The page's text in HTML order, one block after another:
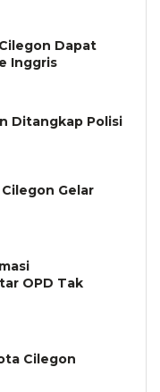
Dapat
Inggris
Ditangkap Polisi
Gelar
OPD Tak
Cilegon